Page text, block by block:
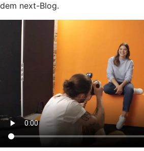
dem next-Blog.